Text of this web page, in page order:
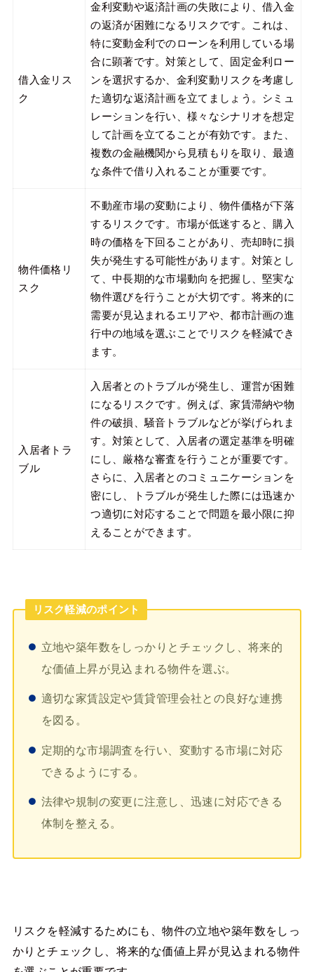
借入金リス
ク
金利変動や返済計画の失敗により、借入金
の返済が困難になるリスクです。これは、
特に変動金利でのローンを利用している場
合に顕著です。対策として、固定金利ロー
ンを選択するか、金利変動リスクを考慮し
た適切な返済計画を立てましょう。シミュ
レーションを行い、様々なシナリオを想定
して計画を立てることが有効です。また、
複数の金融機関から見積もりを取り、最適
な条件で借り入れることが重要です。
物件価格リ
スク
不動産市場の変動により、物件価格が下落
するリスクです。市場が低迷すると、購入
時の価格を下回ることがあり、売却時に損
失が発生する可能性があります。対策とし
て、中長期的な市場動向を把握し、堅実な
物件選びを行うことが大切です。将来的に
需要が見込まれるエリアや、都市計画の進
行中の地域を選ぶことでリスクを軽減でき
ます。
入居者トラ
ブル
入居者とのトラブルが発生し、運営が困難
になるリスクです。例えば、家賃滞納や物
件の破損、騒音トラブルなどが挙げられま
す。対策として、入居者の選定基準を明確
にし、厳格な審査を行うことが重要です。
さらに、入居者とのコミュニケーションを
密にし、トラブルが発生した際には迅速か
つ適切に対応することで問題を最小限に抑
えることができます。
リスク軽減のポイント
立地や築年数をしっかりとチェックし、将来的
な価値上昇が見込まれる物件を選ぶ。
適切な家賃設定や賃貸管理会社との良好な連携
を図る。
定期的な市場調査を行い、変動する市場に対応
できるようにする。
法律や規制の変更に注意し、迅速に対応できる
体制を整える。
リスクを軽減するためにも、物件の立地や築年数をしっ
かりとチェックし、将来的な価値上昇が見込まれる物件